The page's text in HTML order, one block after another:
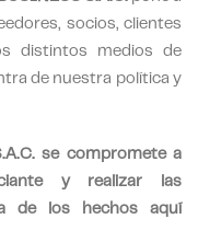
socios, clientes
distintos medios de
de nuestra política y
se compromete a
y realizar las
de los hechos aquí